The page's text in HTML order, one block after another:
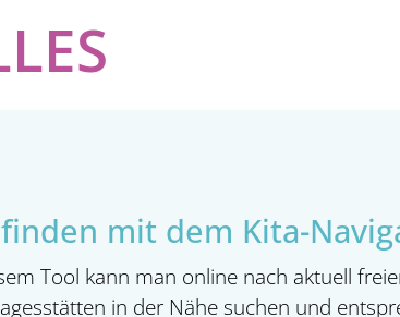
mit dem Kita-
Tool kann man online nach aktuell
in der Nähe suchen und